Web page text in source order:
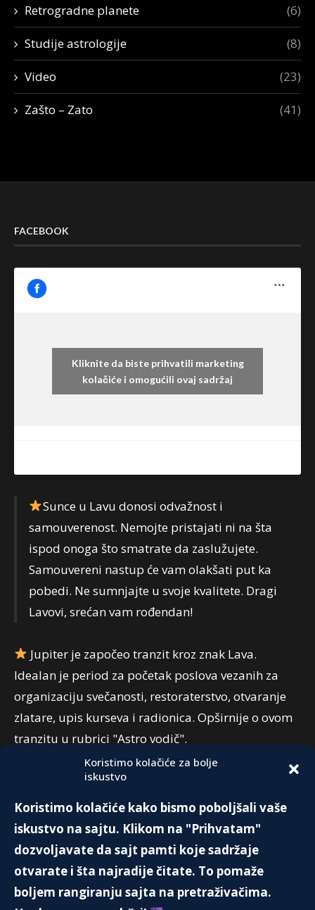
Koristimo kolačiće za bolje
iskustvo
Koristimo kolačiće kako bismo poboljšali vaše
iskustvo na sajtu. Klikom na "Prihvatam"
dozvoljavate da sajt pamti koje sadržaje
otvarate i šta najradije čitate. To pomaže
boljem rangiranju sajta na pretraživačima.
Retrogradne planete (6)
Studije astrologije (8)
Video (23)
Zašto – Zato (41)
FACEBOOK
Facebook
Kliknite da biste prihvatili marketing
kolačiće i omogućili ovaj sadržaj
Sunce u Lavu donosi odvažnost i
samouverenost. Nemojte pristajati ni na šta
ispod onoga što smatrate da zaslužujete.
Samouvereni nastup će vam olakšati put ka
pobedi. Ne sumnjajte u svoje kvalitete. Dragi
Lavovi, srećan vam rođendan!
Jupiter je započeo tranzit kroz znak Lava.
Idealan je period za početak poslova vezanih za
organizaciju svečanosti, restoraterstvo, otvaranje
zlatare, upis kurseva i radionica. Opširnije o ovom
tranzitu u rubrici "Astro vodič".
11. Maja 2021.
MOST GOLDEN GEJT